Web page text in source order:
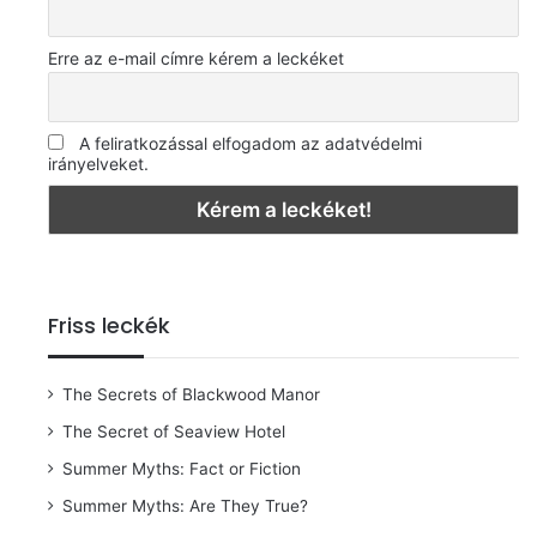
Erre az e-mail címre kérem a leckéket
A feliratkozással elfogadom az adatvédelmi
irányelveket.
Friss leckék
The Secrets of Blackwood Manor
The Secret of Seaview Hotel
Summer Myths: Fact or Fiction
Summer Myths: Are They True?